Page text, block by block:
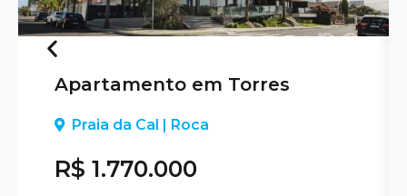
Previous
Apartamento em Torres
Praia da Cal | Roca
R$ 1.770.000